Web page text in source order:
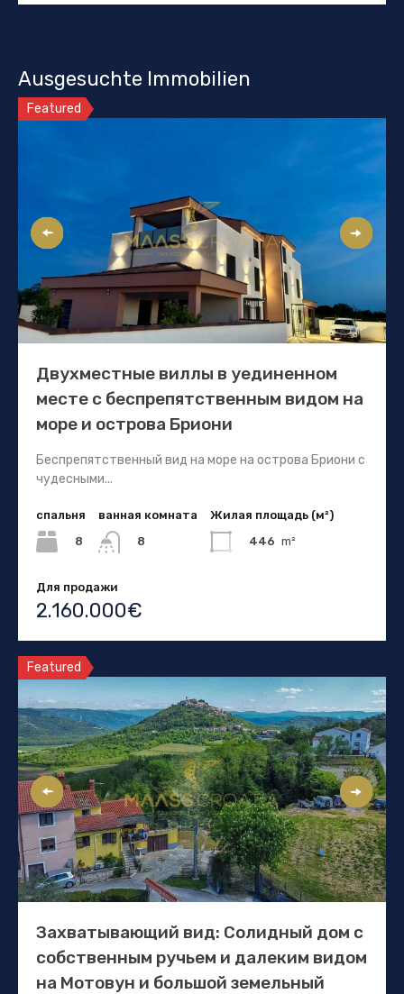
Ausgesuchte Immobilien
Featured
Двухместные виллы в уединенном
месте с беспрепятственным видом на
море и острова Бриони
Беспрепятственный вид на море на острова Бриони с
чудесными...
спальня
8
ванная комната
8
Жилая площадь (м²)
446 m²
Для продажи
2.160.000€
Featured
Захватывающий вид: Солидный дом с
собственным ручьем и далеким видом
на Мотовун и большой земельный